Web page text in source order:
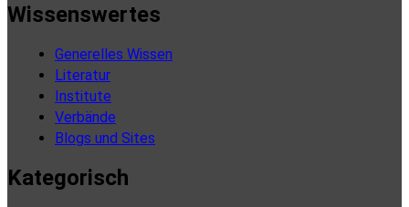
Wissenswertes
Generelles Wissen
Literatur
Institute
Verbände
Blogs und Sites
Kategorisch